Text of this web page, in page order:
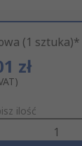
(1 sztuka)*
zł
ilość